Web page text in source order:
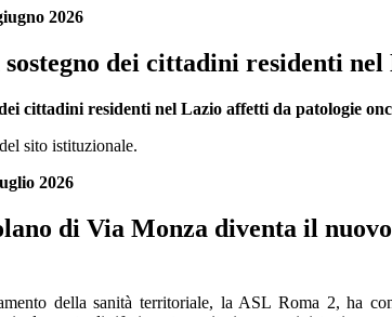
2026
dei cittadini residenti
cittadini residenti nel Lazio affetti da patologie
del sito istituzionale.
2026
di Via Monza diventa il
della sanità territoriale, la ASL Roma 2, ha